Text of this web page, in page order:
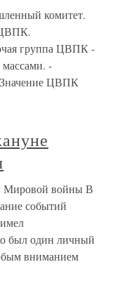
комитет.
группа ЦВПК -
-
ЦВПК
Мировой войны В
событий
был один личный
вниманием